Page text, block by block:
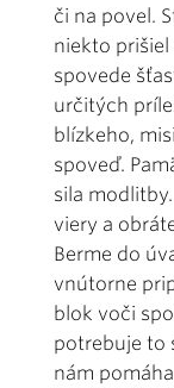
či na povel.
niekto prišiel
spovede
určitých
blízkeho,
spoveď.
sila
viery a
Berme do
vnútorne
blok voči
potrebuje to
nám